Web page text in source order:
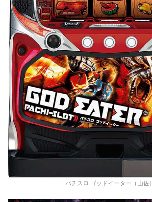
パチスロ ゴッドイーター（山佐）